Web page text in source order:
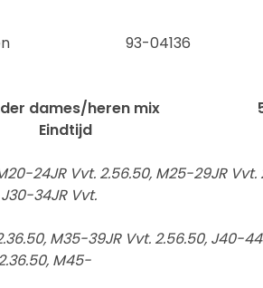
van
dames/heren mix
Eindtijd
24JR Vvt. 2.56.50, M25-29JR Vvt.
34JR Vvt.
M35-39JR Vvt. 2.56.50, J40-
M45-